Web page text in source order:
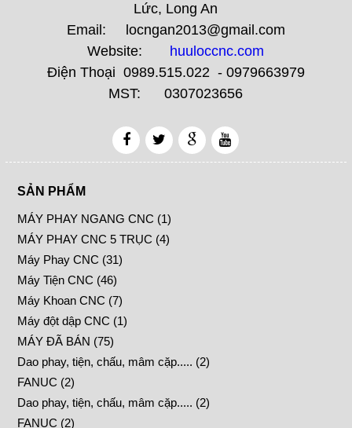
Lức, Long An
Email: locngan2013@gmail.com
Website: huuloccnc.com
Điện Thoại 0989.515.022 - 0979663979
MST: 0307023656
SẢN PHẨM
MÁY PHAY NGANG CNC (1)
MÁY PHAY CNC 5 TRỤC (4)
Máy Phay CNC (31)
Máy Tiện CNC (46)
Máy Khoan CNC (7)
Máy đột dập CNC (1)
MÁY ĐÃ BÁN (75)
Dao phay, tiện, chấu, mâm cặp..... (2)
FANUC (2)
Dao phay, tiện, chấu, mâm cặp..... (2)
FANUC (2)